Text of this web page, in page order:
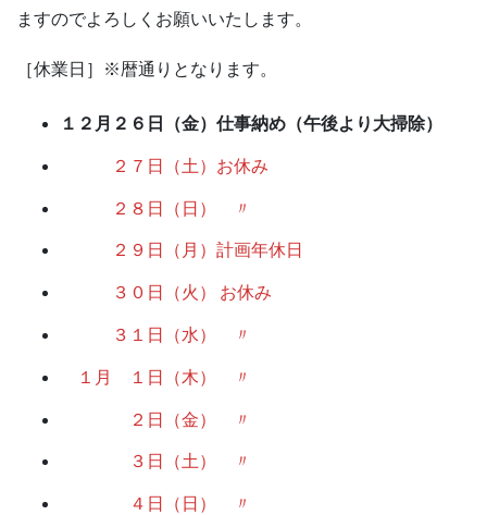
ますのでよろしくお願いいたします。
［休業日］※暦通りとなります。
１２月２６日（金）仕事納め（午後より大掃除）
２７日（土）お休み
２８日（日） 〃
２９日（月）計画年休日
３０日（火） お休み
３１日（水） 〃
１月 １日（木） 〃
２日（金） 〃
３日（土） 〃
４日（日） 〃